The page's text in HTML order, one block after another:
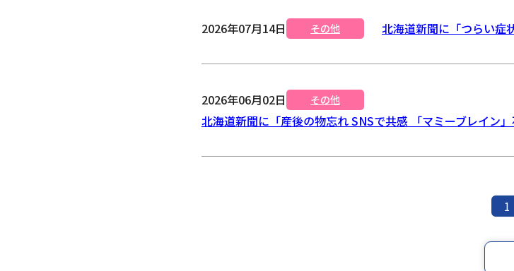
2026年07月14日 その他 北海道新聞に「つらい症
2026年06月02日 その他
北海道新聞に「産後の物忘れ SNSで共感 「マミーブレイン
1